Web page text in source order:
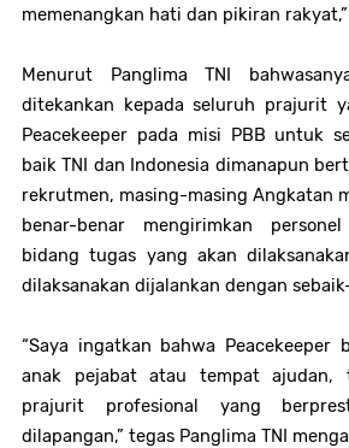
memenangkan hati dan pikiran
Menurut Panglima TNI
ditekankan kepada seluruh prajurit
Peacekeeper pada misi PBB untuk
baik TNI dan Indonesia dimanapun
rekrutmen, masing-masing Angkatan
benar-benar mengirimkan
bidang tugas yang akan
dilaksanakan dijalankan dengan
“Saya ingatkan bahwa Peacekeeper
anak pejabat atau tempat ajudan,
prajurit profesional yang
dilapangan,” tegas Panglima TNI